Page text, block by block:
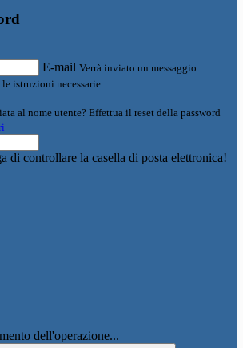
E-mail Verrà inviato un messaggio
istruzioni necessarie.
al nome utente? Effettua il reset della password
di controllare la casella di posta elettronica!
dell'operazione...